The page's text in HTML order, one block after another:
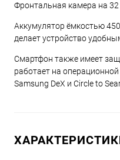
Фронтальная камера на
Аккумулятор ёмкостью
делает устройство
Смартфон также имеет
работает на
Samsung DeX и Circle to